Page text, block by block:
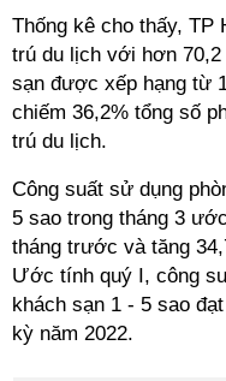
Thống kê cho thấy,
trú du lịch với hơn 70,2
sạn được xếp hạng từ
chiếm 36,2% tổng số
trú du lịch.
Công suất sử dụng
5 sao trong tháng 3
tháng trước và tăng
Ước tính quý I, công
khách sạn 1 - 5 sao
kỳ năm 2022.